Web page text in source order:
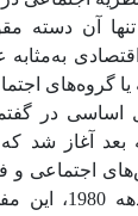
آن دسته
به‌مثابه
یا گروه‌های
در
از دهه 1970 به بعد
اجتماعی و
در طول سال‌های